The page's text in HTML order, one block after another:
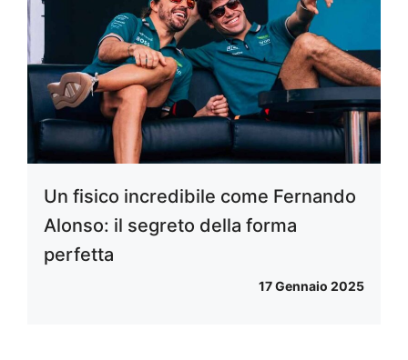
Un fisico incredibile come Fernando
Alonso: il segreto della forma
perfetta
17 Gennaio 2025